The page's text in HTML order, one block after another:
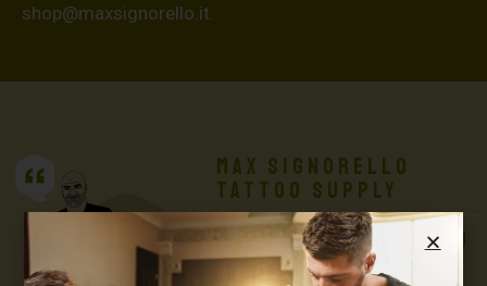
shop@maxsignorello.it
Max Signorello
Tattoo Supply
TUTTO PER IL TUO
TATTOO STUDIO